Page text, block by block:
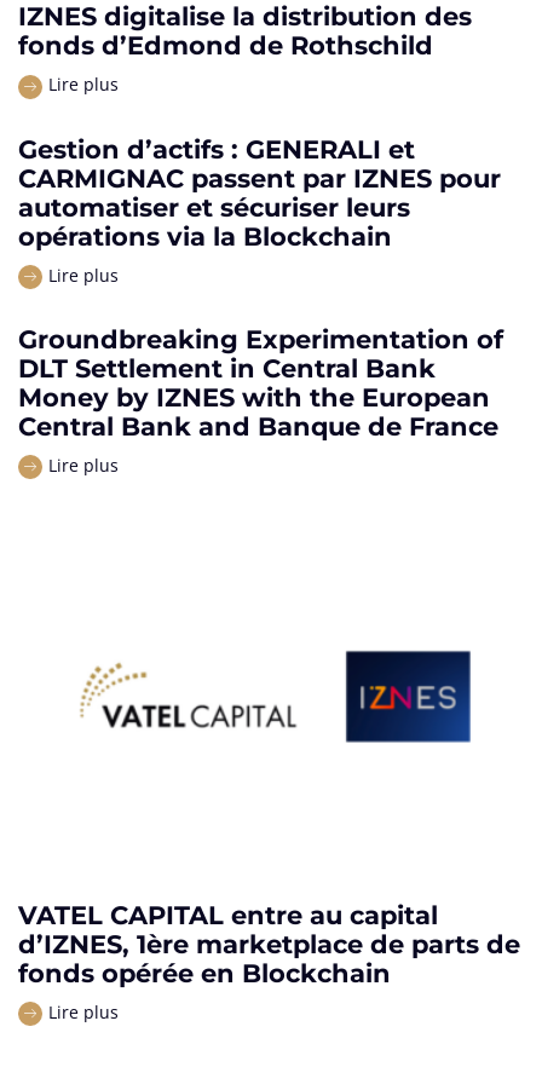
IZNES digitalise la distribution des
fonds d’Edmond de Rothschild
Lire plus
Gestion d’actifs : GENERALI et
CARMIGNAC passent par IZNES pour
automatiser et sécuriser leurs
opérations via la Blockchain
Lire plus
Groundbreaking Experimentation of
DLT Settlement in Central Bank
Money by IZNES with the European
Central Bank and Banque de France
Lire plus
VATEL CAPITAL entre au capital
d’IZNES, 1ère marketplace de parts de
fonds opérée en Blockchain
Lire plus